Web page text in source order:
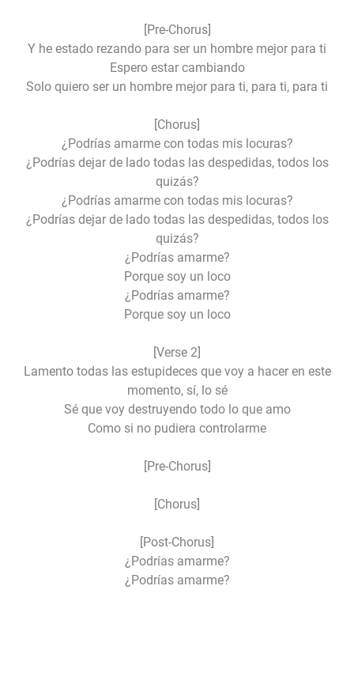
[Pre-Chorus]
Y he estado rezando para ser un hombre mejor para ti
Espero estar cambiando
Solo quiero ser un hombre mejor para ti, para ti, para ti
[Chorus]
¿Podrías amarme con todas mis locuras?
¿Podrías dejar de lado todas las despedidas, todos los
quizás?
¿Podrías amarme con todas mis locuras?
¿Podrías dejar de lado todas las despedidas, todos los
quizás?
¿Podrías amarme?
Porque soy un loco
¿Podrías amarme?
Porque soy un loco
[Verse 2]
Lamento todas las estupideces que voy a hacer en este
momento, sí, lo sé
Sé que voy destruyendo todo lo que amo
Como si no pudiera controlarme
[Pre-Chorus]
[Chorus]
[Post-Chorus]
¿Podrías amarme?
¿Podrías amarme?